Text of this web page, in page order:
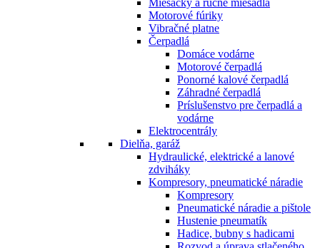
Miešačky a ručné miešadlá
Motorové fúriky
Vibračné platne
Čerpadlá
Domáce vodárne
Motorové čerpadlá
Ponorné kalové čerpadlá
Záhradné čerpadlá
Príslušenstvo pre čerpadlá a
vodárne
Elektrocentrály
Dielňa, garáž
Hydraulické, elektrické a lanové
zdviháky
Kompresory, pneumatické náradie
Kompresory
Pneumatické náradie a pištole
Hustenie pneumatík
Hadice, bubny s hadicami